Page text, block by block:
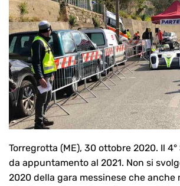
Torregrotta (ME), 30 ottobre 2020. Il
da appuntamento al 2021. Non si
2020 della gara messinese che anche